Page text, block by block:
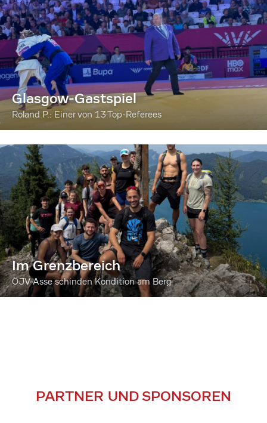
Glasgow-Gastspiel
Roland P.: Einer von 13 Top-Referees
Im Grenzbereich
ÖJV-Asse schinden Kondition am Berg
PARTNER UND SPONSOREN